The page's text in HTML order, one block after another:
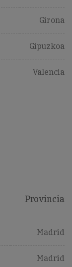
Girona
Gipuzkoa
Valencia
Provincia
Madrid
Madrid